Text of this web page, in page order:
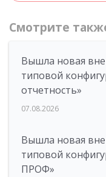
Смотрите
Вышла новая
типовой
отчетность»
07.08.2026
Вышла новая
типовой
ПРОФ»